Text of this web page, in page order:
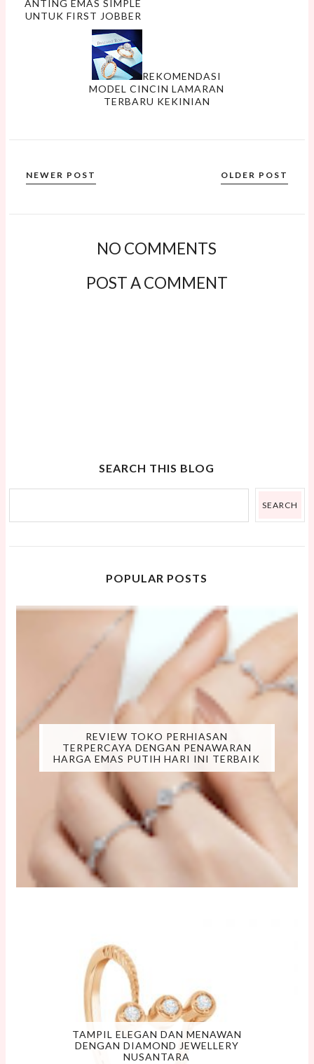
ANTING EMAS SIMPLE
UNTUK FIRST JOBBER
REKOMENDASI
MODEL CINCIN LAMARAN
TERBARU KEKINIAN
NEWER POST OLDER POST
NO COMMENTS
POST A COMMENT
SEARCH THIS BLOG
POPULAR POSTS
REVIEW TOKO PERHIASAN
TERPERCAYA DENGAN PENAWARAN
HARGA EMAS PUTIH HARI INI TERBAIK
TAMPIL ELEGAN DAN MENAWAN
DENGAN DIAMOND JEWELLERY
NUSANTARA